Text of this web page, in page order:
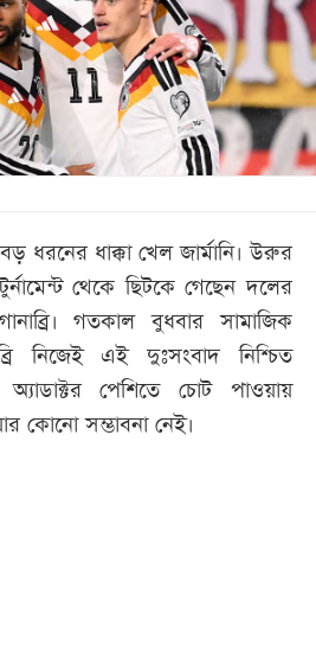
ধরনের ধাক্কা খেল জার্মানি। উরুর
থেকে ছিটকে গেছেন দলের
গতকাল বুধবার সামাজিক
নিজেই এই দুঃসংবাদ নিশ্চিত
পেশিতে চোট পাওয়ায়
কোনো সম্ভাবনা নেই।